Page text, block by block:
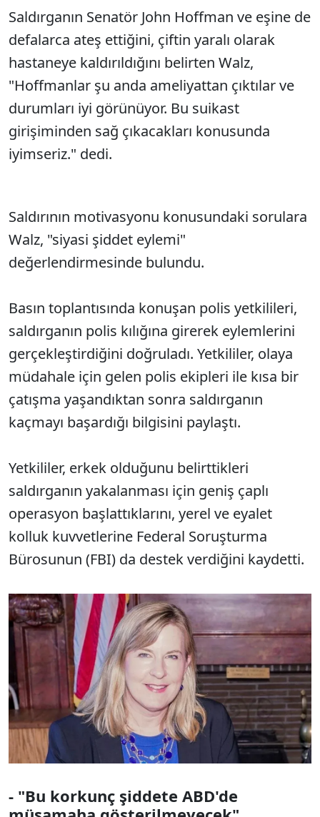
Saldırganın Senatör John Hoffman ve eşine de
defalarca ateş ettiğini, çiftin yaralı olarak
hastaneye kaldırıldığını belirten Walz,
"Hoffmanlar şu anda ameliyattan çıktılar ve
durumları iyi görünüyor. Bu suikast
girişiminden sağ çıkacakları konusunda
iyimseriz." dedi.
Saldırının motivasyonu konusundaki sorulara
Walz, "siyasi şiddet eylemi"
değerlendirmesinde bulundu.
Basın toplantısında konuşan polis yetkilileri,
saldırganın polis kılığına girerek eylemlerini
gerçekleştirdiğini doğruladı. Yetkililer, olaya
müdahale için gelen polis ekipleri ile kısa bir
çatışma yaşandıktan sonra saldırganın
kaçmayı başardığı bilgisini paylaştı.
Yetkililer, erkek olduğunu belirttikleri
saldırganın yakalanması için geniş çaplı
operasyon başlattıklarını, yerel ve eyalet
kolluk kuvvetlerine Federal Soruşturma
Bürosunun (FBI) da destek verdiğini kaydetti.
- "Bu korkunç şiddete ABD'de